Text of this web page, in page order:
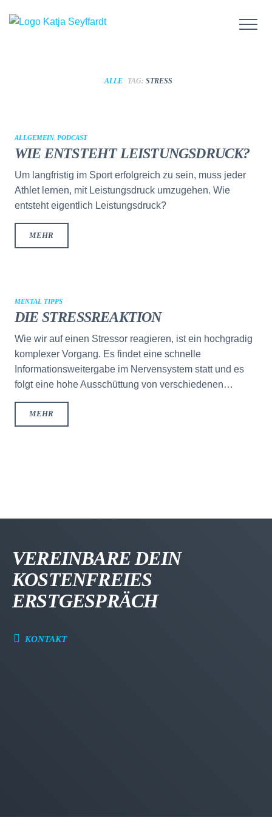
ALLE TAG: STRESS
ALLGEMEIN, PODCAST
WIE ENTSTEHT LEISTUNGSDRUCK?
Um langfristig im Sport erfolgreich zu sein, muss jeder
Athlet lernen, mit Leistungsdruck umzugehen. Wie
entsteht eigentlich Leistungsdruck?
MEHR
MENTAL TIPPS
DIE STRESSREAKTION
Wie wir auf einen Stressor reagieren, ist ein hochgradig
komplexer Vorgang. Es findet eine schnelle
Informationsweitergabe im Nervensystem statt und es
folgt eine hohe Ausschüttung von verschiedenen…
MEHR
VEREINBARE DEIN
KOSTENFREIES
ERSTGESPRÄCH
KONTAKT